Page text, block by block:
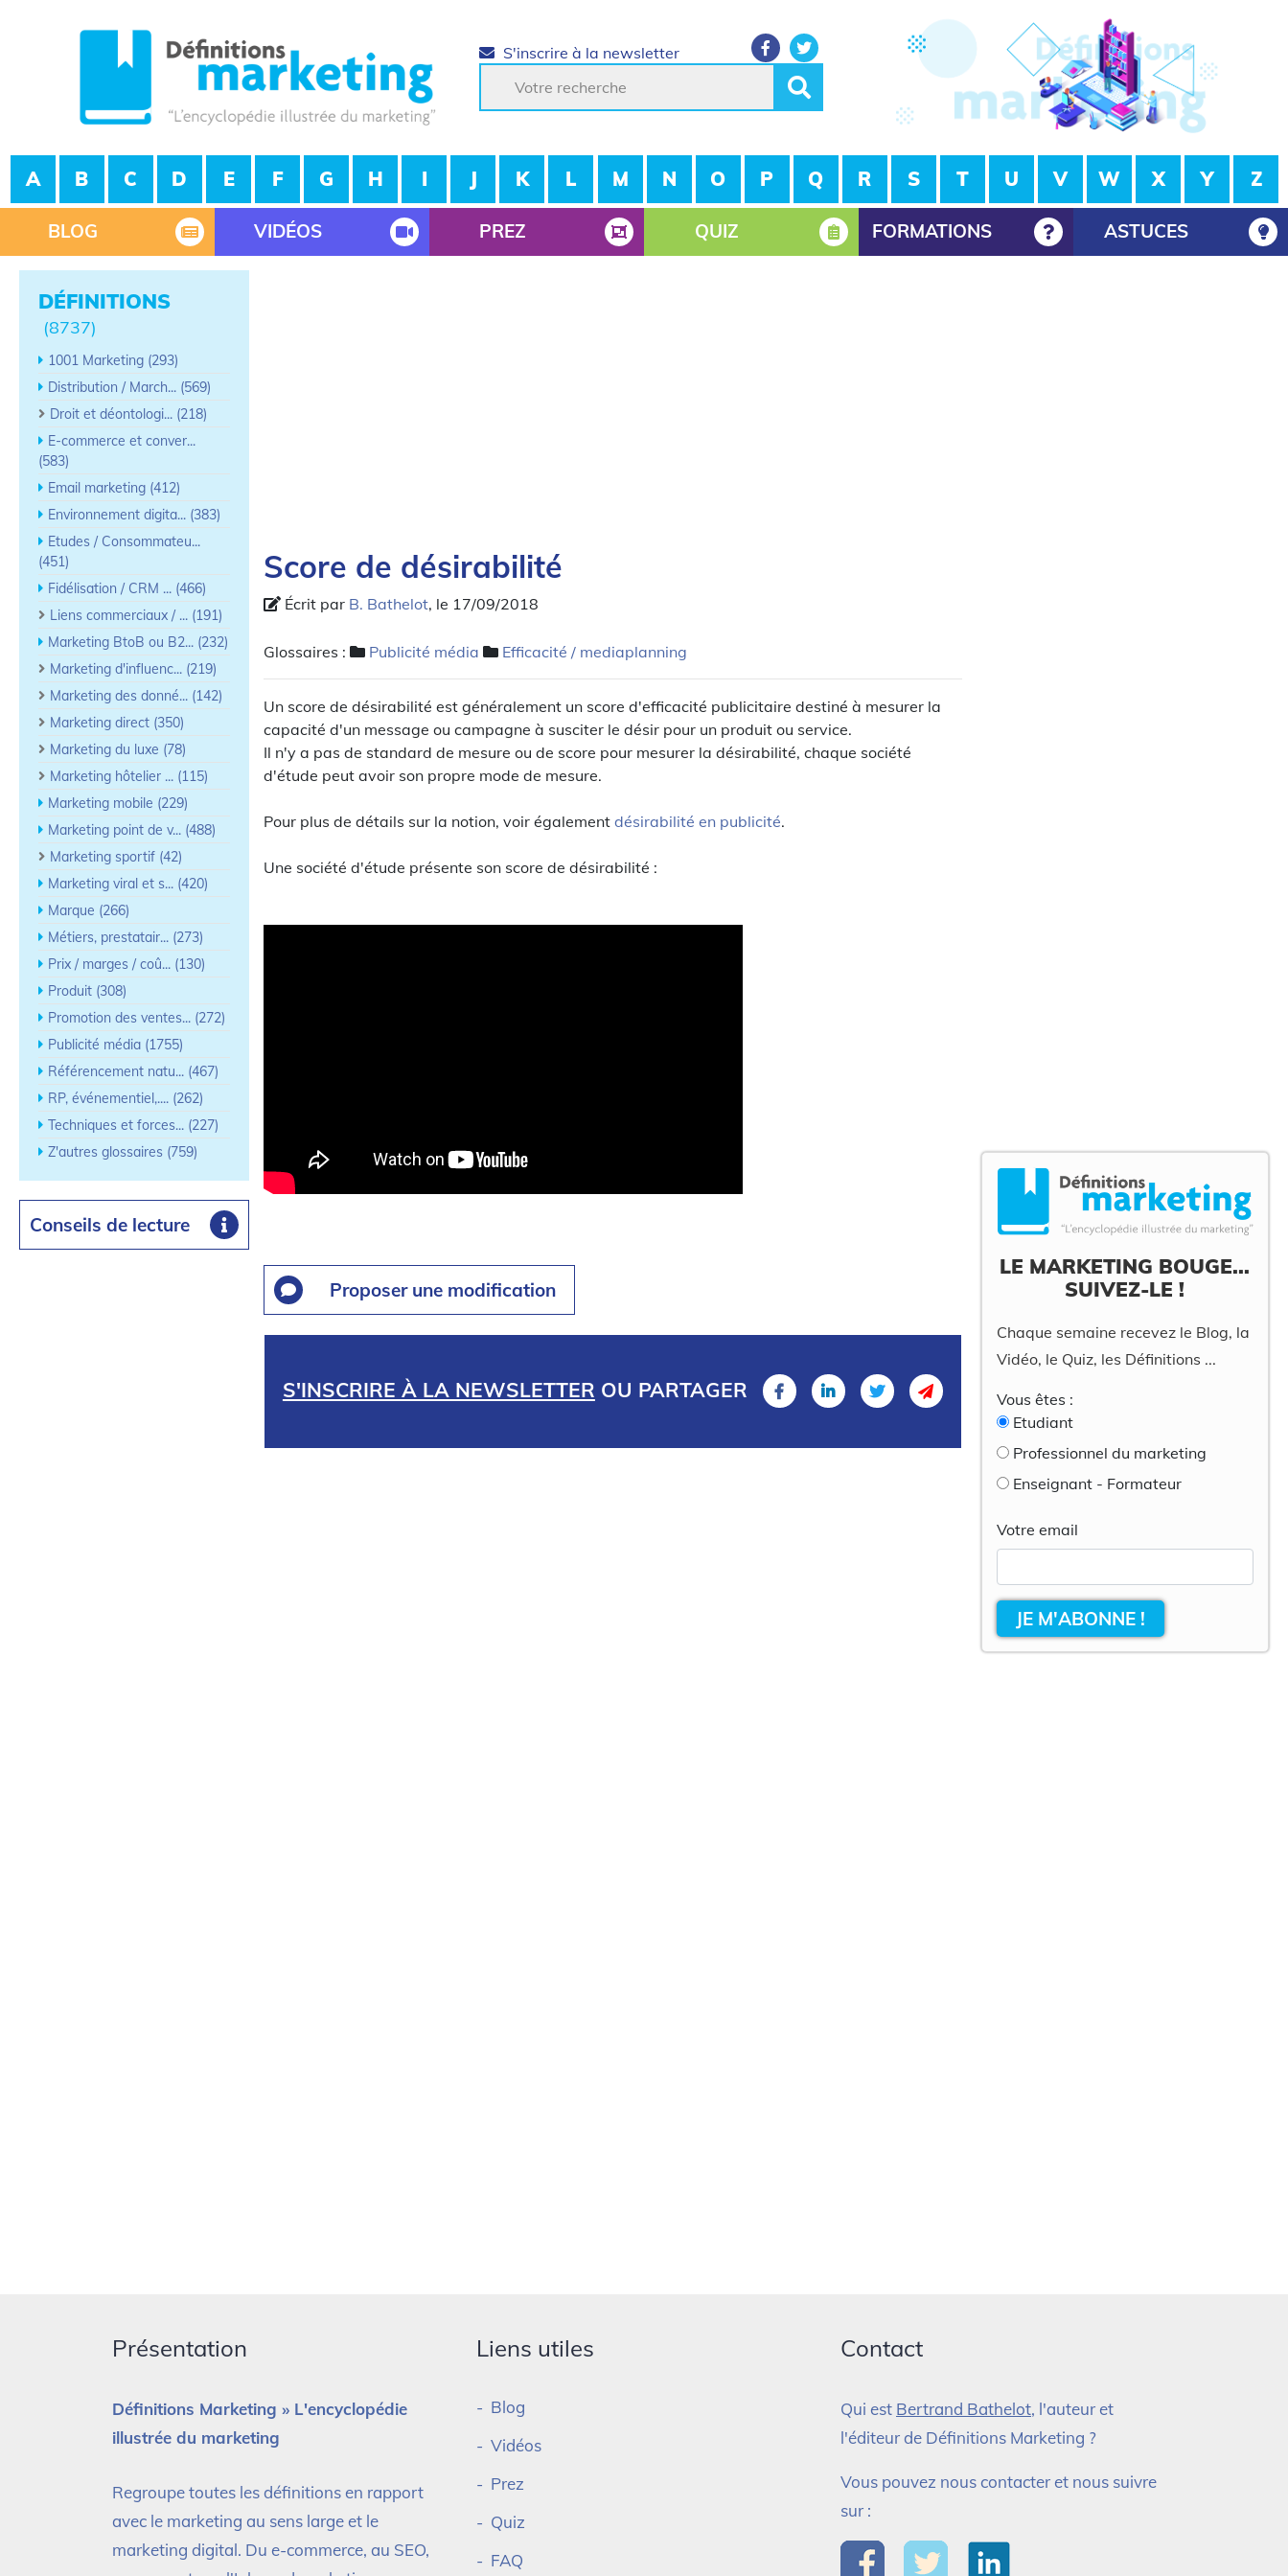
S'inscrire à la newsletter
A B C D E F G H I J K L M N O P Q R S T U V W X Y Z
BLOG VIDÉOS PREZ QUIZ FORMATIONS ASTUCES
DÉFINITIONS
(8737)
1001 Marketing (293)
Distribution / March... (569)
Droit et déontologi... (218)
E-commerce et conver...
(583)
Email marketing (412)
Environnement digita... (383)
Etudes / Consommateu...
(451)
Fidélisation / CRM ... (466)
Liens commerciaux / ... (191)
Marketing BtoB ou B2... (232)
Marketing d'influenc... (219)
Marketing des donné... (142)
Marketing direct (350)
Marketing du luxe (78)
Marketing hôtelier ... (115)
Marketing mobile (229)
Marketing point de v... (488)
Marketing sportif (42)
Marketing viral et s... (420)
Marque (266)
Métiers, prestatair... (273)
Prix / marges / coû... (130)
Produit (308)
Promotion des ventes... (272)
Publicité média (1755)
Référencement natu... (467)
RP, événementiel,.... (262)
Techniques et forces... (227)
Z'autres glossaires (759)
Conseils de lecture
Score de désirabilité
Écrit par B. Bathelot, le 17/09/2018
Glossaires : Publicité média Efficacité / mediaplanning
Un score de désirabilité est généralement un score d'efficacité publicitaire destiné à mesurer la
capacité d'un message ou campagne à susciter le désir pour un produit ou service.
Il n'y a pas de standard de mesure ou de score pour mesurer la désirabilité, chaque société
d'étude peut avoir son propre mode de mesure.
Pour plus de détails sur la notion, voir également désirabilité en publicité.
Une société d'étude présente son score de désirabilité :
Proposer une modification
S'INSCRIRE À LA NEWSLETTER OU PARTAGER
LE MARKETING BOUGE...
SUIVEZ-LE !
Chaque semaine recevez le Blog, la
Vidéo, le Quiz, les Définitions ...
Vous êtes :
Etudiant
Professionnel du marketing
Enseignant - Formateur
Votre email
Présentation
Définitions Marketing » L'encyclopédie
illustrée du marketing
Regroupe toutes les définitions en rapport
avec le marketing au sens large et le
marketing digital. Du e-commerce, au SEO,
Liens utiles
Blog
Vidéos
Prez
Quiz
FAQ
Contact
Qui est Bertrand Bathelot, l'auteur et
l'éditeur de Définitions Marketing ?
Vous pouvez nous contacter et nous suivre
sur :